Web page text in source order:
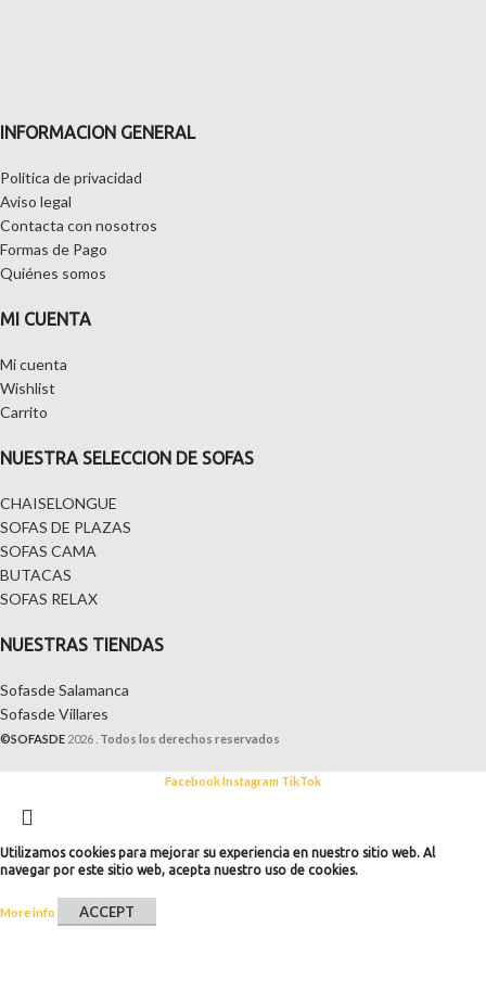
INFORMACION GENERAL
Política de privacidad
Aviso legal
Contacta con nosotros
Formas de Pago
Quiénes somos
MI CUENTA
Mi cuenta
Wishlist
Carrito
NUESTRA SELECCION DE SOFAS
CHAISELONGUE
SOFAS DE PLAZAS
SOFAS CAMA
BUTACAS
SOFAS RELAX
NUESTRAS TIENDAS
Sofasde Salamanca
Sofasde Villares
©SOFASDE 2026 . Todos los derechos reservados
CHAISELONGUE
SOFAS
PLAZAS
FacebookInstagram TikTok
Utilizamos cookies para mejorar su experiencia en nuestro sitio web. Al
navegar por este sitio web, acepta nuestro uso de cookies.
More info ACCEPT